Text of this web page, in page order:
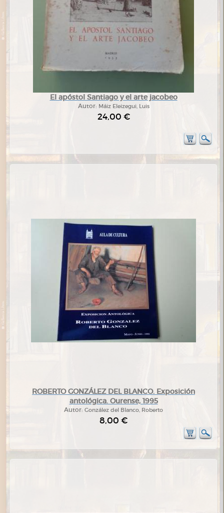
El apóstol Santiago y el arte jacobeo
Autor: Máiz Eleizegui, Luis
24,00 €
ROBERTO GONZÁLEZ DEL BLANCO. Exposición
antológica. Ourense, 1995
Autor: González del Blanco, Roberto
8,00 €